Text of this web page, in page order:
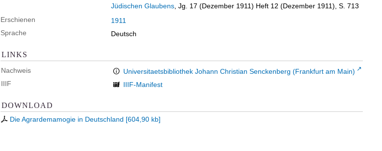
Jüdischen Glaubens , Jg. 17 (Dezember 1911) Heft 12 (Dezember 1911), S. 713
Erschienen
1911
Sprache
Deutsch
LINKS
Nachweis
Universitaetsbibliothek Johann Christian Senckenberg (Frankfurt am Main)
IIIF
IIIF-Manifest
DOWNLOAD
Die Agrardemamogie in Deutschland [604,90 kb]